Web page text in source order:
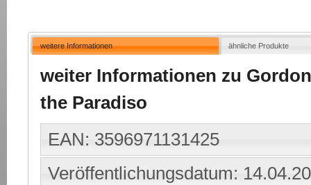
weitere Informationen ähnliche Produkte
weiter Informationen zu
the Paradiso
EAN: 3596971131425
Veröffentlichungsdatum: